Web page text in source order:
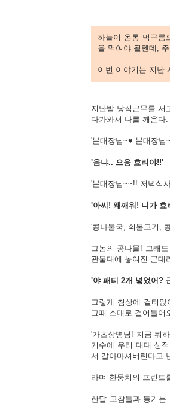
하늘이 온통 먹구름
을 먹여야 될텐데,
이번 이야기는 지난
지난밤 당직근무를 서
다가와서 나를 깨운다.
'분대장님~♥ 분대장님
'음냐.. 으응 효리야!!'
'분대장님~~!! 저녁식
'아씨! 왜깨워! 니가 효
'콩나물국, 쇠불고기,
그놈의 콩나물! 그래
관물대에 놓여진 군대
'야 패티 2개 넣었어?
그렇게 침상에 걸터
그때 소대로 걸어들어
'가츠상병님! 지금 뭐
기수에 우리 대대 성
서 갈아마셔버린다고
라며 한뭉치의 프린트
한달 고참들과 동기